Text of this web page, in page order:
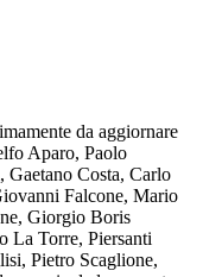
da aggiornare
Aparo, Paolo
Costa, Carlo
Falcone, Mario
Giorgio Boris
La Torre, Piersanti
Pietro Scaglione,